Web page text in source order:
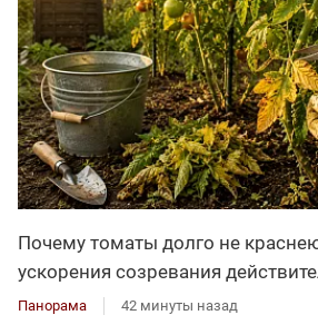
Почему томаты долго не
ускорения созревания
Панорама 42 минуты назад